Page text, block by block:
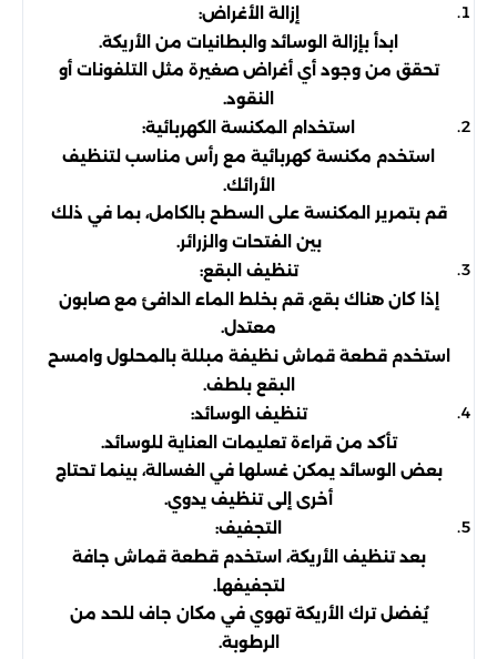
إزالة الأغراض:
ابدأ بإزالة الوسائد والبطانيات من الأريكة.
تحقق من وجود أي أغراض صغيرة مثل التلفونات أو
النقود.
استخدام المكنسة الكهربائية:
استخدم مكنسة كهربائية مع رأس مناسب لتنظيف
الأرائك.
قم بتمرير المكنسة على السطح بالكامل، بما في ذلك
بين الفتحات والزرائر.
تنظيف البقع:
إذا كان هناك بقع، قم بخلط الماء الدافئ مع صابون
معتدل.
استخدم قطعة قماش نظيفة مبللة بالمحلول وامسح
البقع بلطف.
تنظيف الوسائد:
تأكد من قراءة تعليمات العناية للوسائد.
بعض الوسائد يمكن غسلها في الغسالة، بينما تحتاج
أخرى إلى تنظيف يدوي.
التجفيف:
بعد تنظيف الأريكة، استخدم قطعة قماش جافة
لتجفيفها.
يُفضل ترك الأريكة تهوي في مكان جاف للحد من
الرطوبة.